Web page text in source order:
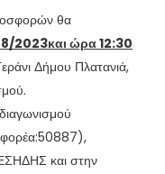
θα
2023και ώρα 12:30
Δήμου Πλατανιά,
και στην